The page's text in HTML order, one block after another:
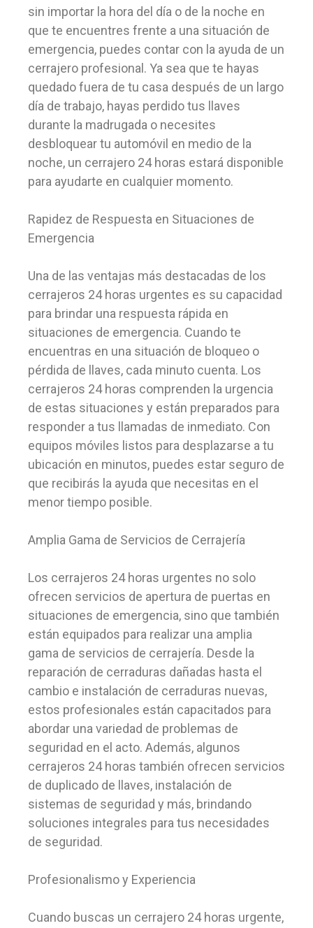
sin importar la hora del día o de la noche en
que te encuentres frente a una situación de
emergencia, puedes contar con la ayuda de un
cerrajero profesional. Ya sea que te hayas
quedado fuera de tu casa después de un largo
día de trabajo, hayas perdido tus llaves
durante la madrugada o necesites
desbloquear tu automóvil en medio de la
noche, un cerrajero 24 horas estará disponible
para ayudarte en cualquier momento.
Rapidez de Respuesta en Situaciones de
Emergencia
Una de las ventajas más destacadas de los
cerrajeros 24 horas urgentes es su capacidad
para brindar una respuesta rápida en
situaciones de emergencia. Cuando te
encuentras en una situación de bloqueo o
pérdida de llaves, cada minuto cuenta. Los
cerrajeros 24 horas comprenden la urgencia
de estas situaciones y están preparados para
responder a tus llamadas de inmediato. Con
equipos móviles listos para desplazarse a tu
ubicación en minutos, puedes estar seguro de
que recibirás la ayuda que necesitas en el
menor tiempo posible.
Amplia Gama de Servicios de Cerrajería
Los cerrajeros 24 horas urgentes no solo
ofrecen servicios de apertura de puertas en
situaciones de emergencia, sino que también
están equipados para realizar una amplia
gama de servicios de cerrajería. Desde la
reparación de cerraduras dañadas hasta el
cambio e instalación de cerraduras nuevas,
estos profesionales están capacitados para
abordar una variedad de problemas de
seguridad en el acto. Además, algunos
cerrajeros 24 horas también ofrecen servicios
de duplicado de llaves, instalación de
sistemas de seguridad y más, brindando
soluciones integrales para tus necesidades
de seguridad.
Profesionalismo y Experiencia
Cuando buscas un cerrajero 24 horas urgente,